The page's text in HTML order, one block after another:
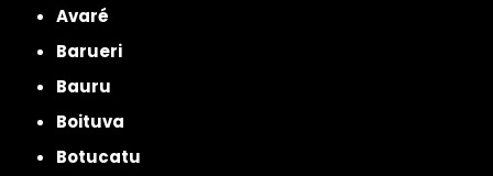
Avaré
Barueri
Bauru
Boituva
Botucatu